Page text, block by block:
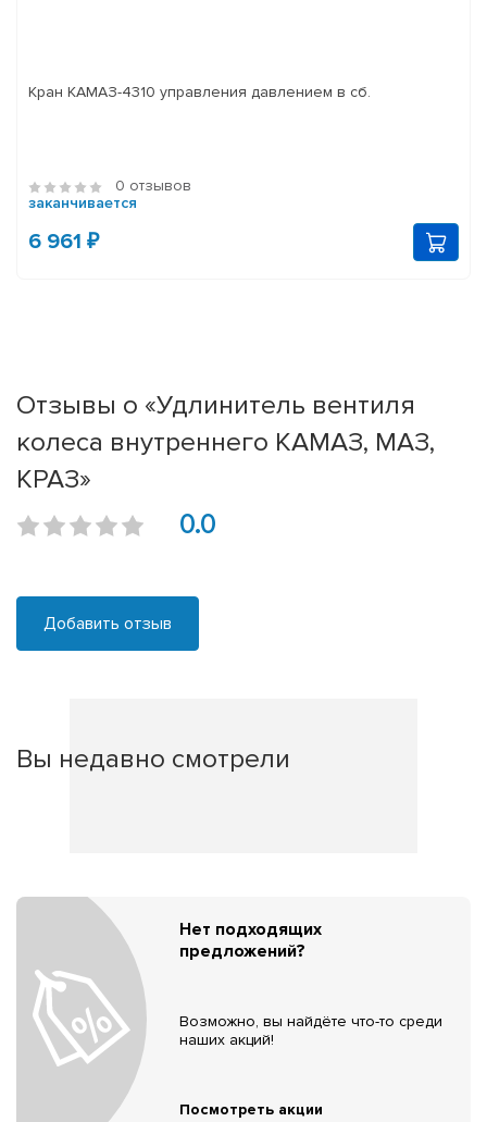
Кран КАМАЗ-4310 управления давлением в сб.
0 отзывов
заканчивается
6 961 ₽
Отзывы о «Удлинитель вентиля
колеса внутреннего КАМАЗ, МАЗ,
КРАЗ»
0.0
Добавить отзыв
Вы недавно смотрели
Нет подходящих
предложений?
Возможно, вы найдёте что-то среди
наших акций!
Посмотреть акции